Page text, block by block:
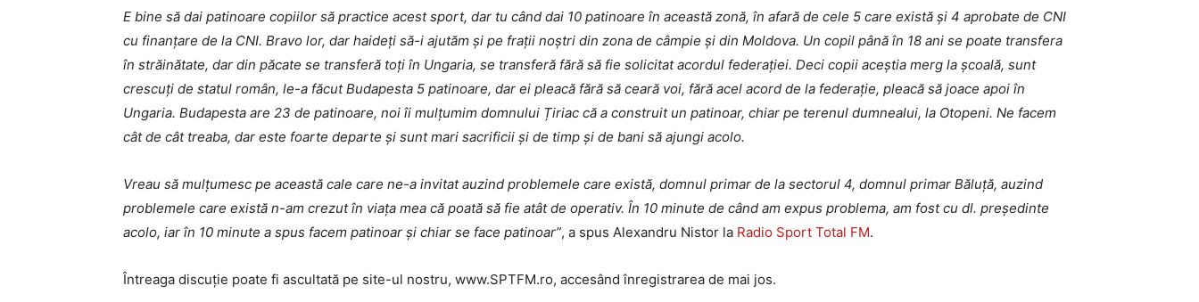
E bine să dai patinoare copiilor să practice acest sport, dar tu când dai 10 patinoare în această zonă, în afară de cele 5 care există și 4 aprobate de CNI
cu finanțare de la CNI. Bravo lor, dar haideți să-i ajutăm și pe frații noștri din zona de câmpie și din Moldova. Un copil până în 18 ani se poate transfera
în străinătate, dar din păcate se transferă toți în Ungaria, se transferă fără să fie solicitat acordul federației. Deci copii aceștia merg la școală, sunt
crescuți de statul român, le-a făcut Budapesta 5 patinoare, dar ei pleacă fără să ceară voi, fără acel acord de la federație, pleacă să joace apoi în
Ungaria. Budapesta are 23 de patinoare, noi îi mulțumim domnului Țiriac că a construit un patinoar, chiar pe terenul dumnealui, la Otopeni. Ne facem
cât de cât treaba, dar este foarte departe și sunt mari sacrificii și de timp și de bani să ajungi acolo.
Vreau să mulțumesc pe această cale care ne-a invitat auzind problemele care există, domnul primar de la sectorul 4, domnul primar Băluță, auzind
problemele care există n-am crezut în viața mea că poată să fie atât de operativ. În 10 minute de când am expus problema, am fost cu dl. președinte
acolo, iar în 10 minute a spus facem patinoar și chiar se face patinoar”, a spus Alexandru Nistor la Radio Sport Total FM.
Întreaga discuție poate fi ascultată pe site-ul nostru, www.SPTFM.ro, accesând înregistrarea de mai jos.